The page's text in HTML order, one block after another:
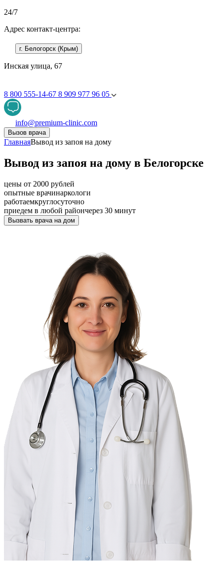
24/7
Адрес контакт-центра:
г. Белогорск (Крым)
Инская улица, 67
8 800 555-14-67 8 909 977 96 05
info@premium-clinic.com
Вызов врача
ГлавнаяВывод из запоя на дому
Вывод из запоя на дому в Белогорске
цены от 2000 рублей
опытные врачинаркологи
работаемкруглосуточно
приедем в любой райончерез 30 минут
Вызвать врача на дом